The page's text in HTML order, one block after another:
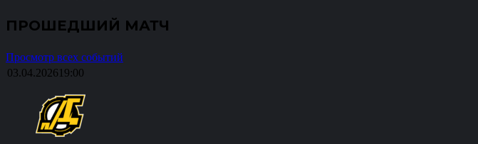
ПРОШЕДШИЙ МАТЧ
Просмотр всех событий
03.04.2026 19:00